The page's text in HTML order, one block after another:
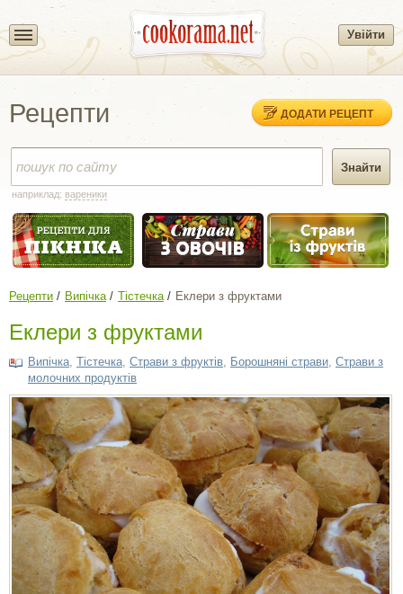
Увійти
Рецепти ДОДАТИ РЕЦЕПТ
наприклад: вареники
Рецепти Випічка Тістечка Еклери з фруктами
Еклери з фруктами
Випічка Тістечка Страви з фруктів Борошняні страви Страви з
молочних продуктів